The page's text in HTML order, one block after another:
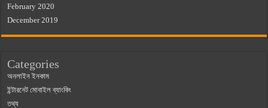
February 2020
December 2019
Categories
অনলাইন ইনকাম
ইন্টারনেট মোবাইল ব্যাংকিং
তথ্য